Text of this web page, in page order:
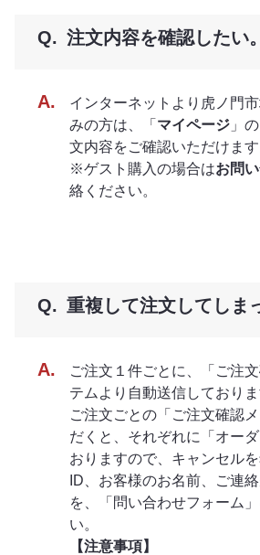
注文内容を確認したい。
インターネットより虎ノ門
みの方は、「 マイページ 」
文内容をご確認いただけます
※ゲスト購入の場合はお問
絡ください。
重複して注文してしま
ご注文１件ごとに、「ご注
テムより自動送信しておりま
ご注文ごとの「ご注文確認
だくと、それぞれに「オー
おりますので、キャンセル
ID、お客様のお名前、ご連
を、「問い合わせフォーム
い。
【注意事項】